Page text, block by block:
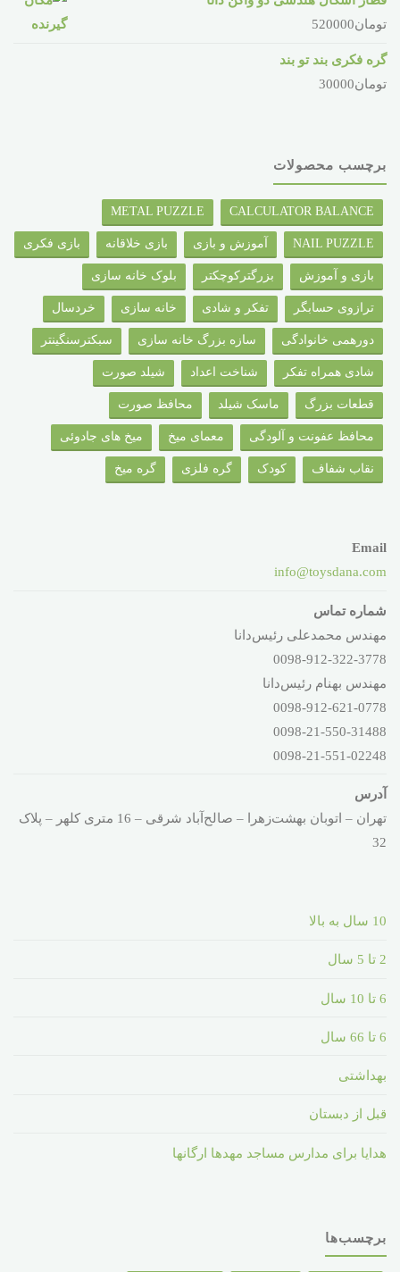
تومان520000
گره فکری بند تو بند
تومان30000
برچسب محصولات
CALCULATOR BALANCE
METAL PUZZLE
NAIL PUZZLE آموزش و بازی بازی خلاقانه بازی فکری
بازی و آموزش بزرگترکوچکتر بلوک خانه سازی
ترازوی حسابگر تفکر و شادی خانه سازی خردسال
دورهمی خانوادگی سازه بزرگ خانه سازی سبکترسنگینتر
شادی همراه تفکر شناخت اعداد شیلد صورت
قطعات بزرگ ماسک شیلد محافظ صورت
محافظ عفونت و آلودگی معمای میخ میخ های جادوئی
نقاب شفاف کودک گره فلزی گره میخ
Email
info@toysdana.com
شماره تماس
مهندس محمدعلی رئیس‌دانا
0098-912-322-3778
مهندس بهنام رئیس‌دانا
0098-912-621-0778
0098-21-550-31488
0098-21-551-02248
آدرس
تهران – اتوبان بهشت‌زهرا – صالح‌آباد شرقی – 16 متری کلهر – پلاک
32
10 سال به بالا
2 تا 5 سال
6 تا 10 سال
6 تا 66 سال
بهداشتی
قبل از دبستان
هدایا برای مدارس مساجد مهدها ارگانها
برچسب‌ها